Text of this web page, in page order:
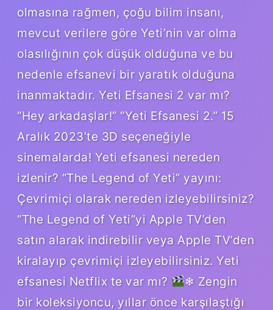
olmasına rağmen, çoğu bilim insanı,
mevcut verilere göre Yeti’nin var olma
olasılığının çok düşük olduğuna ve bu
nedenle efsanevi bir yaratık olduğuna
inanmaktadır. Yeti Efsanesi 2 var mı?
“Hey arkadaşlar!” “Yeti Efsanesi 2.” 15
Aralık 2023’te 3D seçeneğiyle
sinemalarda! Yeti efsanesi nereden
izlenir? “The Legend of Yeti” yayını:
Çevrimiçi olarak nereden izleyebilirsiniz?
“The Legend of Yeti”yi Apple TV’den
satın alarak indirebilir veya Apple TV’den
kiralayıp çevrimiçi izleyebilirsiniz. Yeti
efsanesi Netflix te var mı?
❄ Zengin
bir koleksiyoncu, yıllar önce karşılaştığı